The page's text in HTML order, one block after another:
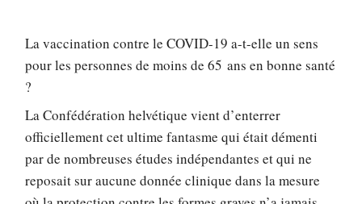
La vaccination contre le COVID-19 a-t-elle un sens
pour les personnes de moins de 65 ans en bonne santé
?
La Confédération helvétique vient d’enterrer
officiellement cet ultime fantasme qui était démenti
par de nombreuses études indépendantes et qui ne
reposait sur aucune donnée clinique dans la mesure